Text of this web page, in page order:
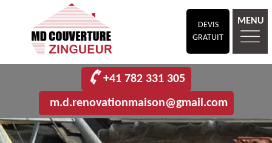
DEVIS
GRATUIT
MENU
+41 782 331 305
m.d.renovationmaison@gmail.com